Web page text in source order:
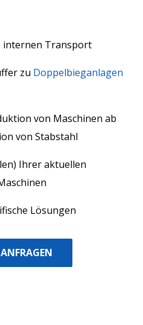
internen Transport
zu Doppelbieganlagen
von Maschinen ab
von Stabstahl
Ihrer aktuellen
Lösungen